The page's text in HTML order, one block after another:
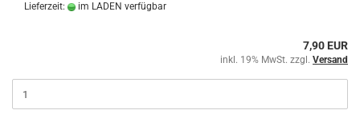
Lieferzeit:
im LADEN verfügbar
7,90 EUR
inkl. 19% MwSt. zzgl. Versand